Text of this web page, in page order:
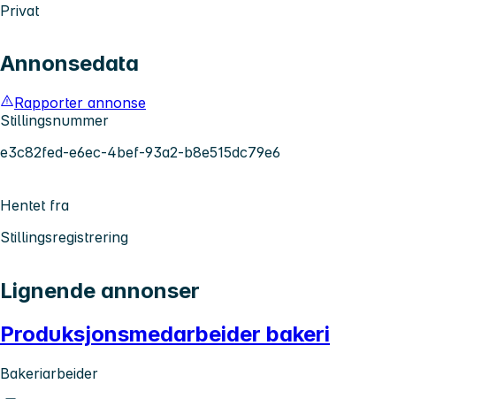
Privat
Annonsedata
Rapporter annonse
Stillingsnummer
e3c82fed-e6ec-4bef-93a2-b8e515dc79e6
Hentet fra
Stillingsregistrering
Lignende annonser
Produksjonsmedarbeider bakeri
Bakeriarbeider